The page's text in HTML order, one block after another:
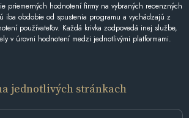
priemerných hodnotení firmy na vybraných recenzných
iba obdobie od spustenia programu a vychádzajú z
používateľov. Každá krivka zodpovedá inej službe,
v úrovni hodnotení medzi jednotlivými platformami.
jednotlivých stránkach